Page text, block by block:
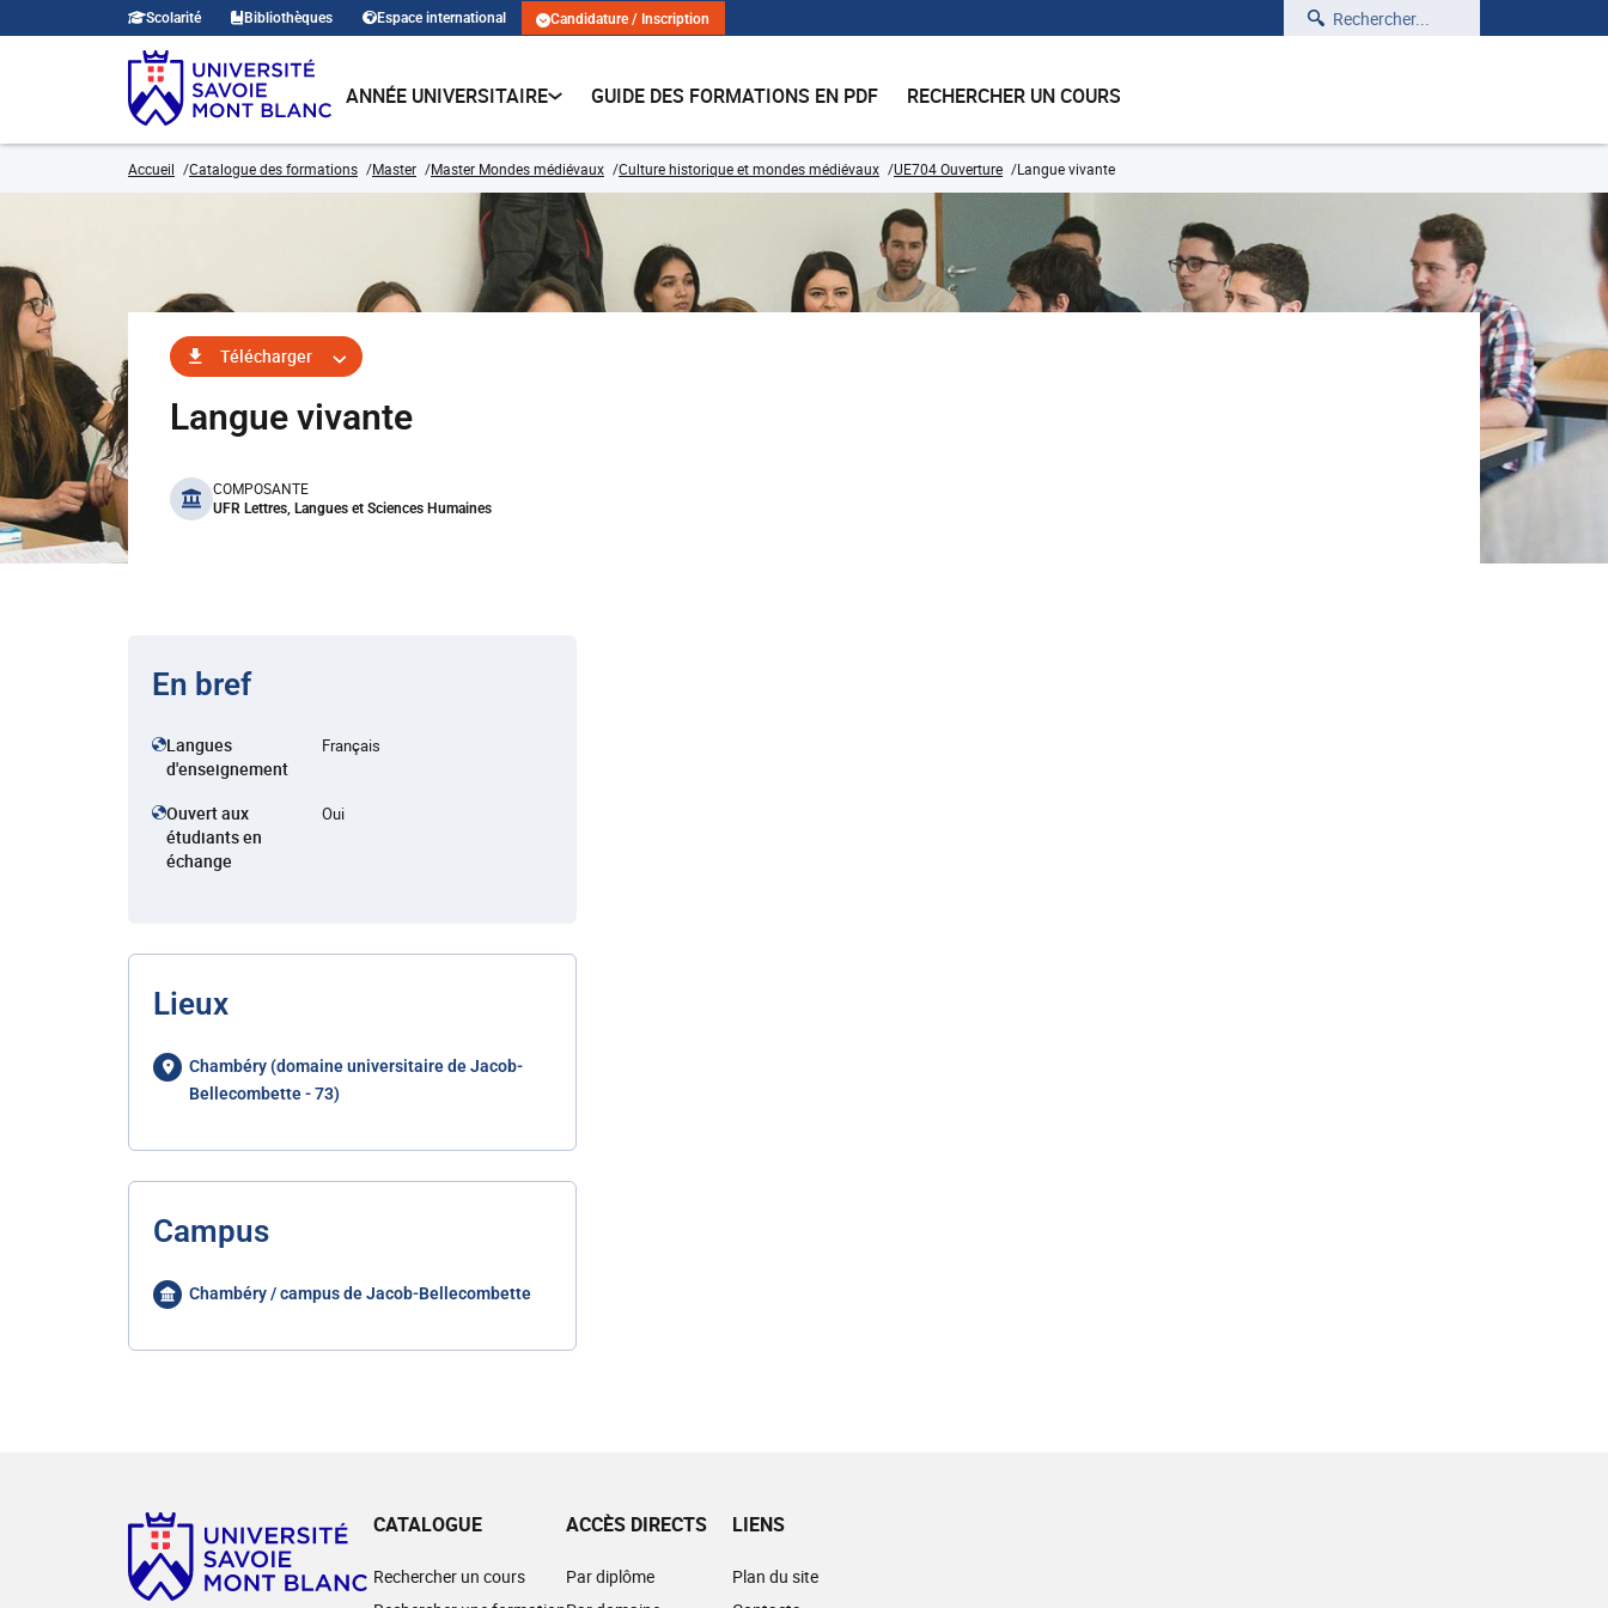
Scolarité Bibliothèques Espace international Candidature / Inscription Rechercher
ANNÉE UNIVERSITAIRE GUIDE DES FORMATIONS EN PDF RECHERCHER UN COURS
Accueil Catalogue des formations Master Master Mondes médiévaux Culture historique et mondes médiévaux UE704 Ouverture Langue vivante
Télécharger
Langue vivante
benefits
COMPOSANTE
UFR Lettres, Langues et Sciences Humaines
En bref
Langues
d'enseignement
Français
Ouvert aux
étudiants en
échange
Oui
Lieux
Chambéry (domaine universitaire de Jacob-
Bellecombette - 73)
Campus
Chambéry / campus de Jacob-Bellecombette
CATALOGUE
Rechercher un cours
ACCÈS DIRECTS
Par diplôme
LIENS
Plan du site